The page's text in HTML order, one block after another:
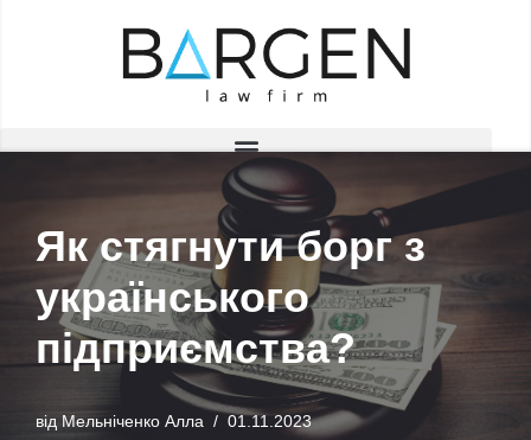
Як стягнути борг з
українського
підприємства?
від Мельніченко Алла 01.11.2023